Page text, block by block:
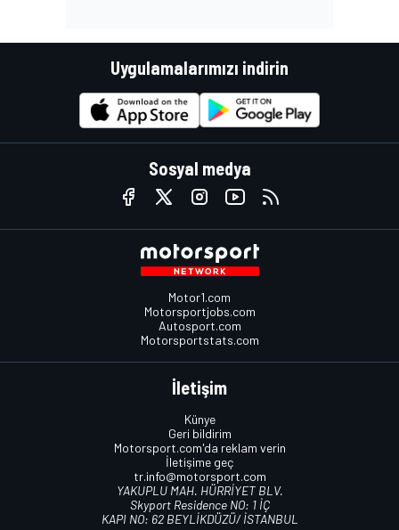
Uygulamalarımızı indirin
Sosyal medya
Motor1.com
Motorsportjobs.com
Autosport.com
Motorsportstats.com
İletişim
Künye
Geri bildirim
Motorsport.com'da reklam verin
İletişime geç
tr.info@motorsport.com
YAKUPLU MAH. HÜRRİYET BLV.
Skyport Residence NO: 1 İÇ
KAPI NO: 62 BEYLİKDÜZÜ/ İSTANBUL